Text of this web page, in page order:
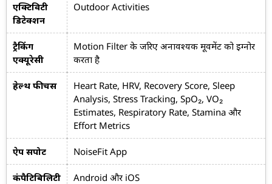
एक्टिविटी
डिटेक्शन
Outdoor Activities
ट्रैकिंग
एक्यूरेसी
Motion Filter के जरिए अनावश्यक मूवमेंट को इग्नोर
करता है
हेल्थ फीचर्स
Heart Rate, HRV, Recovery Score, Sleep
Analysis, Stress Tracking, SpO₂, VO₂
Estimates, Respiratory Rate, Stamina और
Effort Metrics
ऐप सपोर्ट NoiseFit App
कंपैटिबिलिटी Android और iOS